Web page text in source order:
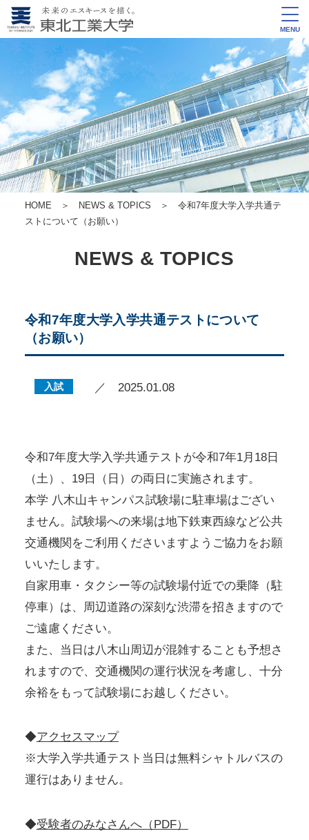
MENU
HOME ＞ NEWS & TOPICS ＞ 令和7年度大学入学共通テ
ストについて（お願い）
NEWS & TOPICS
令和7年度大学入学共通テストについて
（お願い）
入試 ／ 2025.01.08
令和7年度大学入学共通テストが令和7年1月18日
（土）、19日（日）の両日に実施されます。
本学 八木山キャンパス試験場に駐車場はござい
ません。試験場への来場は地下鉄東西線など公共
交通機関をご利用くださいますようご協力をお願
いいたします。
自家用車・タクシー等の試験場付近での乗降（駐
停車）は、周辺道路の深刻な渋滞を招きますので
ご遠慮ください。
また、当日は八木山周辺が混雑することも予想さ
れますので、交通機関の運行状況を考慮し、十分
余裕をもって試験場にお越しください。
◆アクセスマップ
※大学入学共通テスト当日は無料シャトルバスの
運行はありません。
◆受験者のみなさんへ（PDF）